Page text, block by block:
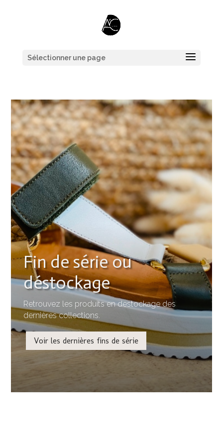
Sélectionner une page
Fin de série ou
déstockage
Retrouvez les produits en destockage des
dernières collections.
Voir les dernières fins de série